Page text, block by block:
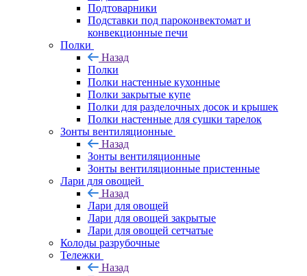
Подтоварники
Подставки под пароконвектомат и
конвекционные печи
Полки
Назад
Полки
Полки настенные кухонные
Полки закрытые купе
Полки для разделочных досок и крышек
Полки настенные для сушки тарелок
Зонты вентиляционные
Назад
Зонты вентиляционные
Зонты вентиляционные пристенные
Лари для овощей
Назад
Лари для овощей
Лари для овощей закрытые
Лари для овощей сетчатые
Колоды разрубочные
Тележки
Назад